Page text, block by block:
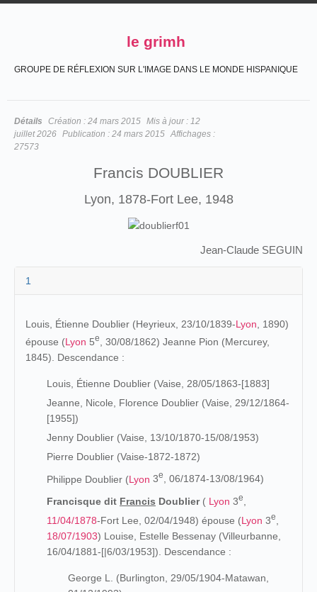
le grimh
GROUPE DE RÉFLEXION SUR L'IMAGE DANS LE MONDE HISPANIQUE
Détails Création : 24 mars 2015 Mis à jour : 12
juillet 2026 Publication : 24 mars 2015 Affichages :
27573
Francis DOUBLIER
Lyon, 1878-Fort Lee, 1948
Jean-Claude SEGUIN
1
Louis, Étienne Doublier (Heyrieux, 23/10/1839-Lyon , 1890)
épouse (Lyon 5e
, 30/08/1862) Jeanne Pion (Mercurey,
1845). Descendance :
Louis, Étienne Doublier (Vaise, 28/05/1863-[1883]
Jeanne, Nicole, Florence Doublier (Vaise, 29/12/1864-
[1955])
Jenny Doublier (Vaise, 13/10/1870-15/08/1953)
Pierre Doublier (Vaise-1872-1872)
Philippe Doublier (Lyon 3e, 06/1874-13/08/1964)
Francisque dit Francis Doublier( Lyon 3e
11/04/1878-Fort Lee, 02/04/1948) épouse (Lyon 3e
18/07/1903) Louise, Estelle Bessenay (Villeurbanne,
16/04/1881-[|6/03/1953]). Descendance :
George L. (Burlington, 29/05/1904-Matawan,